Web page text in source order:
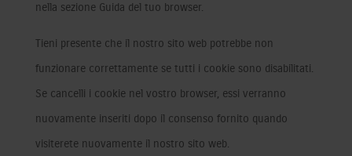
nella sezione Guida del tuo browser.
Tieni presente che il nostro sito web potrebbe non
funzionare correttamente se tutti i cookie sono disabilitati.
Se cancelli i cookie nel vostro browser, essi verranno
nuovamente inseriti dopo il consenso fornito quando
visiterete nuovamente il nostro sito web.